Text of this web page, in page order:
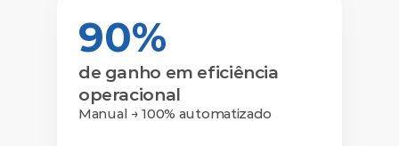
90%
de ganho em eficiência
operacional
Manual → 100% automatizado